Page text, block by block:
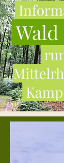
.
.
.